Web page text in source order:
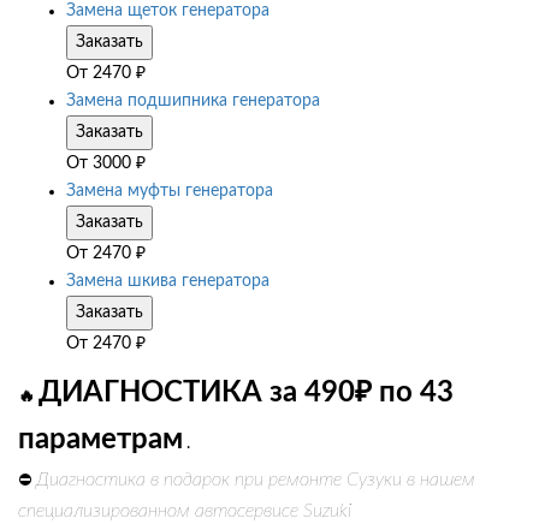
Замена щеток генератора
Заказать
От 2470 ₽
Замена подшипника генератора
Заказать
От 3000 ₽
Замена муфты генератора
Заказать
От 2470 ₽
Замена шкива генератора
Заказать
От 2470 ₽
🔥 ДИАГНОСТИКА за 490₽ по 43
параметрам .
⛔ Диагностика в подарок при ремонте Сузуки в нашем
специализированном автосервисе Suzuki